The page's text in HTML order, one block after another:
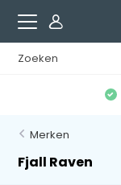
Merken
Fjall Raven